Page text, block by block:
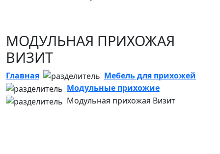
МОДУЛЬНАЯ ПРИХОЖАЯ
ВИЗИТ
Главная
Мебель для прихожей
Модульные прихожие
Модульная прихожая Визит